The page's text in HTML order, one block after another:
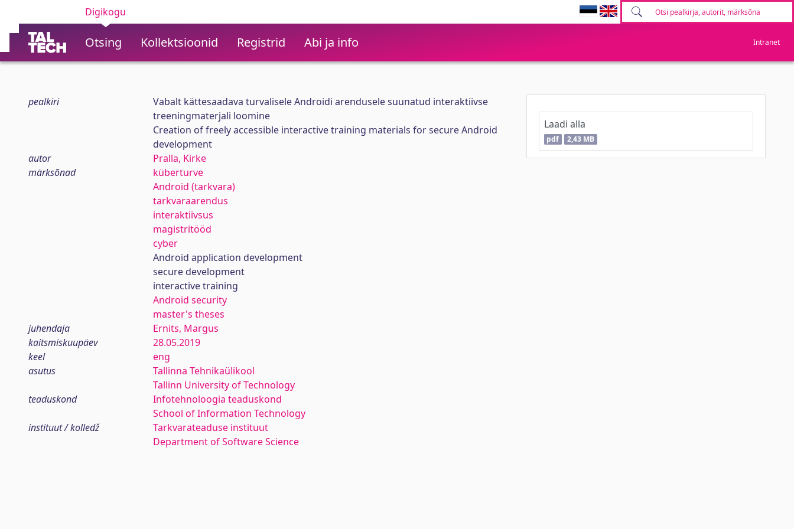
Digikogu
Otsing Kollektsioonid Registrid Abi ja info Intranet
pealkiri
Vabalt kättesaadava turvalisele Androidi arendusele suunatud interaktiivse
treeningmaterjali loomine
Creation of freely accessible interactive training materials for secure Android
development
autor
Pralla, Kirke
märksõnad
küberturve
Android (tarkvara)
tarkvaraarendus
interaktiivsus
magistritööd
cyber
Android application development
secure development
interactive training
Android security
master's theses
juhendaja
Ernits, Margus
kaitsmiskuupäev
28.05.2019
keel
eng
asutus
Tallinna Tehnikaülikool
Tallinn University of Technology
teaduskond
Infotehnoloogia teaduskond
School of Information Technology
instituut / kolledž
Tarkvarateaduse instituut
Department of Software Science
Laadi alla
pdf 2,43 MB